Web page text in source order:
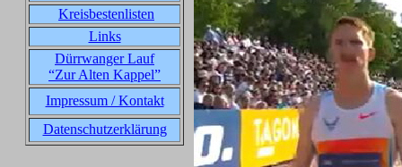
Kreisbestenlisten
Links
Dürrwanger Lauf
“Zur Alten Kappel”
Impressum / Kontakt
Datenschutzerklärung